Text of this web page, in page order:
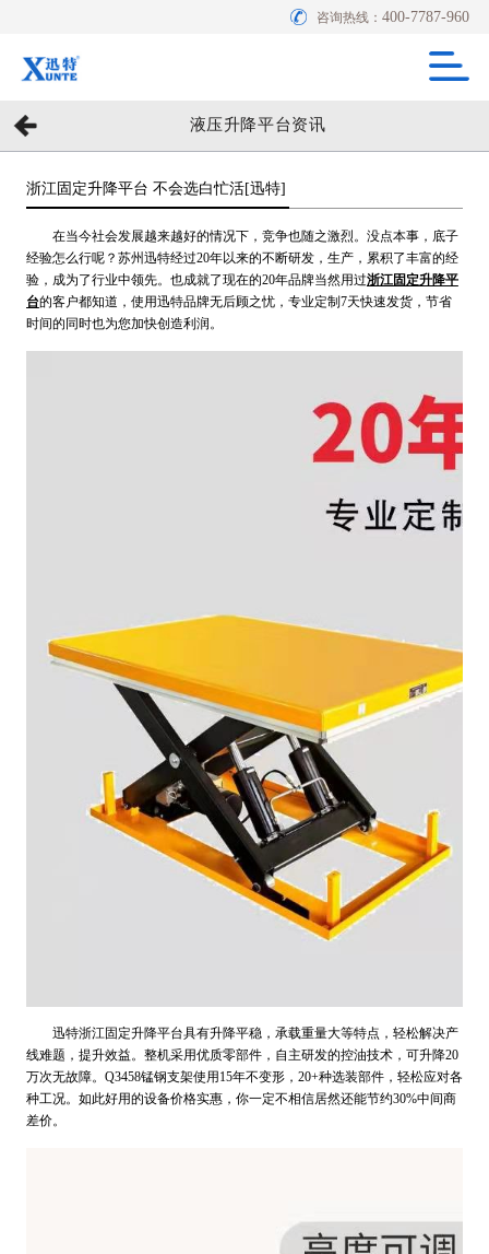
咨询热线：400-7787-960
液压升降平台资讯
浙江固定升降平台 不会选白忙活[迅特]
在当今社会发展越来越好的情况下，竞争也随之激烈。没点本事，底子
经验怎么行呢？苏州迅特经过20年以来的不断研发，生产，累积了丰富的经
验，成为了行业中领先。也成就了现在的20年品牌当然用过浙江固定升降平
台的客户都知道，使用迅特品牌无后顾之忧，专业定制7天快速发货，节省
时间的同时也为您加快创造利润。
迅特浙江固定升降平台具有升降平稳，承载重量大等特点，轻松解决产
线难题，提升效益。整机采用优质零部件，自主研发的控油技术，可升降20
万次无故障。Q3458锰钢支架使用15年不变形，20+种选装部件，轻松应对各
种工况。如此好用的设备价格实惠，你一定不相信居然还能节约30%中间商
差价。